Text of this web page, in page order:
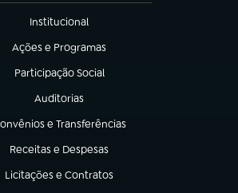
Institucional
(abre em nova aba)
Ações e Programas
(abre em nova aba)
Participação Social
(abre em nova aba)
Auditorias
(abre em nova aba)
e Transferências
em nova aba)
Receitas e Despesas
(abre em nova aba)
Licitações e Contratos
(abre em nova aba)